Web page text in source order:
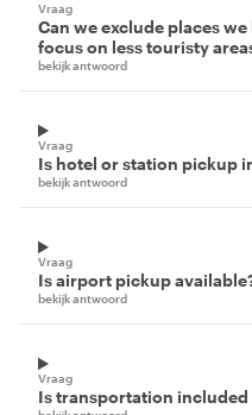
Vraag
Can we exclude places
focus on less touristy
bekijk antwoord
Vraag
Is hotel or station pickup
bekijk antwoord
Vraag
Is airport pickup
bekijk antwoord
Vraag
Is transportation included